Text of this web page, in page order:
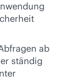
ab
ständig